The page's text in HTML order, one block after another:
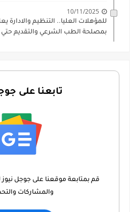
10/11/2025
للمؤهلات العليا.. التنظيم والادارة
بمصلحة الطب الشرعي والتقديم حتي 28-10-2025
تابعنا على
قم بمتابعة موقعنا على جوجل نيوز
والمشاركات